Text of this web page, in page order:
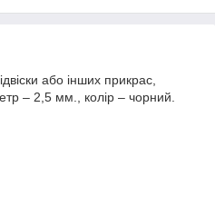
або інших прикрас,
– 2,5 мм., колір – чорний.